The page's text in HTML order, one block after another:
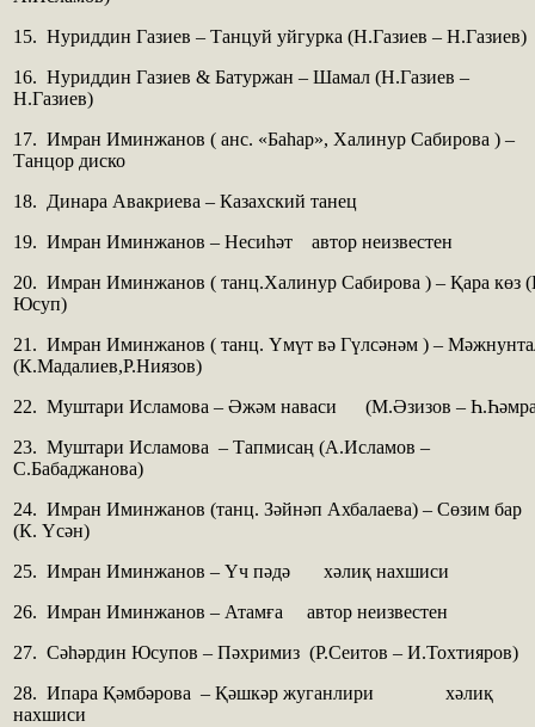
15. Нуриддин Газиев – Танцуй уйгурка (Н.Газиев – Н.Газиев)
16. Нуриддин Газиев & Батуржан – Шамал (Н.Газиев –
Н.Газиев)
17. Имран Иминжанов ( анс. «Баһар», Халинур Сабирова ) –
Танцор диско
18. Динара Авакриева – Казахский танец
19. Имран Иминжанов – Несиһәт автор неизвестен
20. Имран Иминжанов ( танц.Халинур Сабирова ) – Қара көз
Юсуп)
21. Имран Иминжанов ( танц. Үмүт вә Гүлсәнәм ) –
(К.Мадалиев,Р.Ниязов)
22. Муштари Исламова – Әжәм наваси (М.Әзизов –
23. Муштари Исламова – Тапмисаң (А.Исламов –
С.Бабаджанова)
24. Имран Иминжанов (танц. Зәйнәп Ахбалаева) – Сөзим бар
(К. Үсән)
25. Имран Иминжанов – Үч пәдә хәлиқ нахшиси
26. Имран Иминжанов – Атамға автор неизвестен
27. Сәһәрдин Юсупов – Пәхримиз (Р.Сеитов – И.Тохтияров)
28. Ипара Қәмбәрова – Қәшкәр жуганлири хәлиқ
нахшиси